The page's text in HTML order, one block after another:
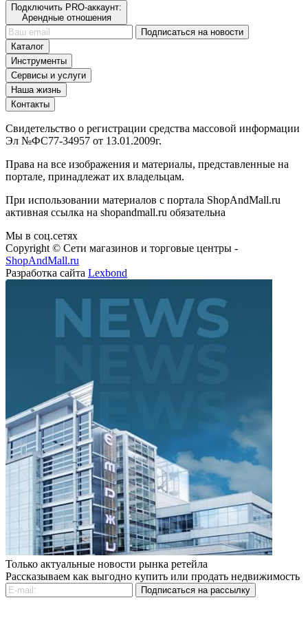
Подключить PRO-аккаунт:
Арендные отношения
Подписаться на новости
Каталог
Инструменты
Сервисы и услуги
Наша жизнь
Контакты
Свидетельство о регистрации средства массовой информации
Эл №ФС77-34957 от 13.01.2009г.
Права на все изображения и материалы, представленные на
портале, принадлежат их владельцам.
При использовании материалов с портала ShopAndMall.ru
активная ссылка на shopandmall.ru обязательна
Мы в соц.сетях
Copyright © Сети магазинов и торговые центры -
ShopAndMall.ru
Разработка сайта Lexbond
Только актуальные новости рынка ретейла
Рассказываем как выгодно купить или продать недвижимость